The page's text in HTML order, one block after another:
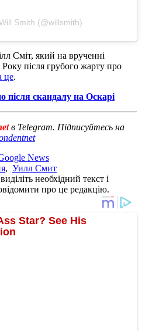
Smith (@willsmith)
Сміт, який на врученні
після грубого жарту про
це.
після скандалу на Оскарі
в Telegram. Підписуйтесь на
News
, Уилл Смит
необхідний текст і
про це редакцію.